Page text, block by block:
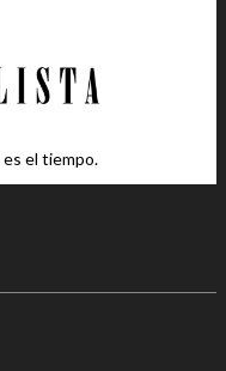
el tiempo.